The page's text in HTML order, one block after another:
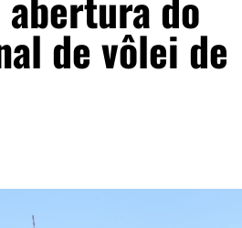
de vôlei de